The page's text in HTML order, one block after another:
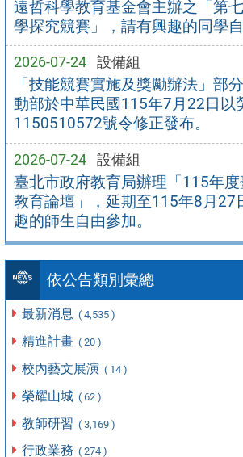
遠哲科學教育基金會主辦之「第
學探究競賽」，請有興趣的同學自
2026-07-24 設備組
「技能競賽實施及獎勵辦法」部
動部於中華民國115年7月22日以
1150510572號令修正發布。
2026-07-24 設備組
臺北市政府教育局辦理「115年
教育論壇」，延期至115年8月27
趣的師生自由參加。
依公告類別彙總
最新消息 ( 4,535 )
精進計畫 ( 20 )
校內藝文展演 ( 14 )
榮耀山城 ( 62 )
教師研習 ( 3,169 )
行政業務 ( 274 )